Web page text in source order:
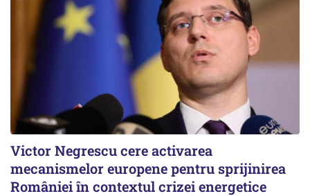
Victor Negrescu cere activarea
mecanismelor europene pentru sprijinirea
României în contextul crizei energetice